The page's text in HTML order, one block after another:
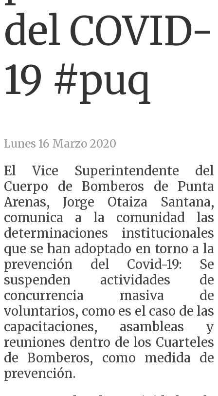
del COVID-
19 #puq
Lunes 16 Marzo 2020
El Vice Superintendente del
Cuerpo de Bomberos de Punta
Arenas, Jorge Otaiza Santana,
comunica a la comunidad las
determinaciones institucionales
que se han adoptado en torno a la
prevención del Covid-19: Se
suspenden actividades de
concurrencia masiva de
voluntarios, como es el caso de las
capacitaciones, asambleas y
reuniones dentro de los Cuarteles
de Bomberos, como medida de
prevención.